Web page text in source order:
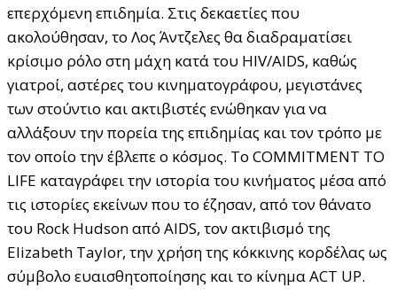
επερχόμενη επιδημία. Στις δεκαετίες που
ακολούθησαν, το Λος Άντζελες θα διαδραματίσει
κρίσιμο ρόλο στη μάχη κατά του HIV/AIDS, καθώς
γιατροί, αστέρες του κινηματογράφου, μεγιστάνες
των στούντιο και ακτιβιστές ενώθηκαν για να
αλλάξουν την πορεία της επιδημίας και τον τρόπο με
τον οποίο την έβλεπε ο κόσμος. Το COMMITMENT TO
LIFE καταγράφει την ιστορία του κινήματος μέσα από
τις ιστορίες εκείνων που το έζησαν, από τον θάνατο
του Rock Hudson από AIDS, τον ακτιβισμό της
Elizabeth Taylor, την χρήση της κόκκινης κορδέλας ως
σύμβολο ευαισθητοποίησης και το κίνημα ACT UP.